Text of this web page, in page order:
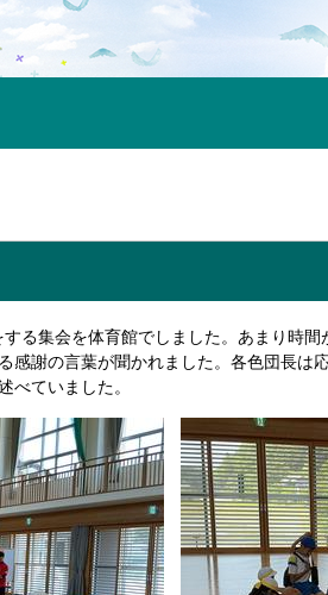
る集会を体育館でしました。あまり時
感謝の言葉が聞かれました。各色団長は
べていました。